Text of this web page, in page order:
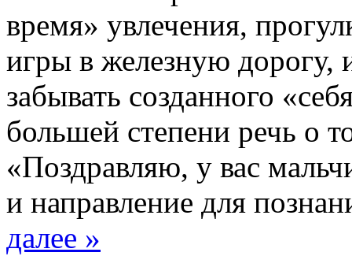
время» увлечения,
игры в железную дорогу,
забывать созданного
большей степени речь о
«Поздравляю, у вас
и направление для
далее »